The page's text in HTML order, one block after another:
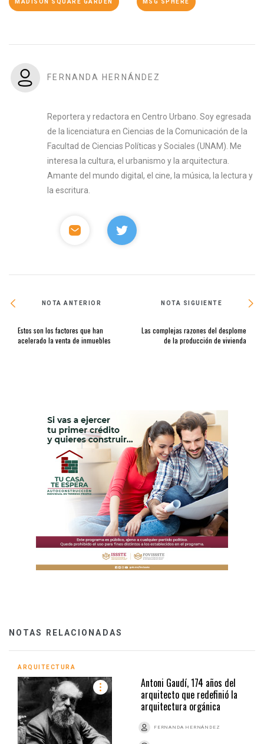
MADISON SQUARE GARDEN MSG SPHERE
FERNANDA HERNÁNDEZ
Reportera y redactora en Centro Urbano. Soy egresada
de la licenciatura en Ciencias de la Comunicación de la
Facultad de Ciencias Políticas y Sociales (UNAM). Me
interesa la cultura, el urbanismo y la arquitectura.
Amante del mundo digital, el cine, la música, la lectura y
la escritura.
NOTA ANTERIOR
Estos son los factores que han
acelerado la venta de inmuebles
NOTA SIGUIENTE
Las complejas razones del desplome
de la producción de vivienda
NOTAS RELACIONADAS
ARQUITECTURA
Antoni Gaudí, 174 años del
arquitecto que redefinió la
arquitectura orgánica
FERNANDA HERNÁNDEZ